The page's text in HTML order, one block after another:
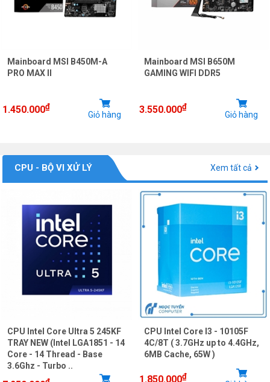
Mainboard MSI B450M-A
PRO MAX II
1.450.000₫
Giỏ hàng
Mainboard MSI B650M
GAMING WIFI DDR5
3.550.000₫
Giỏ hàng
CPU - BỘ VI XỬ LÝ Xem tất cả
CPU Intel Core Ultra 5 245KF
TRAY NEW (Intel LGA1851 - 14
Core - 14 Thread - Base
3.6Ghz - Turbo ..
CPU Intel Core I3 - 10105F
4C/8T ( 3.7GHz up to 4.4GHz,
6MB Cache, 65W )
1.850.000₫